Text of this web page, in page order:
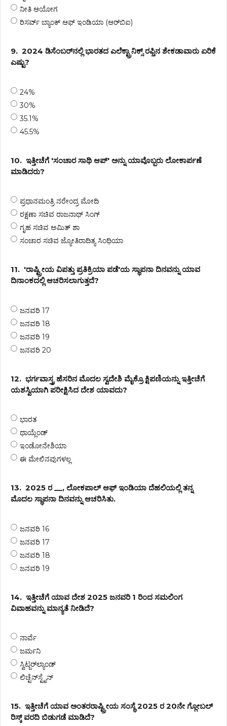
ನೀತಿ ಆಯೋಗ
ರಿಸರ್ವ್ ಬ್ಯಾಂಕ್ ಆಫ್ ಇಂಡಿಯಾ (ಆರ್‌ಬಿಐ)
9. 2024 ಡಿಸೆಂಬರ್‌ನಲ್ಲಿ ಭಾರತದ ಎಲೆಕ್ಟ್ರಾನಿಕ್ಸ್ ರಫ್ತಿನ ಶೇಕಡಾವಾರು ಏರಿಕೆ
ಎಷ್ಟು?
24%
30%
35.1%
45.5%
10. ಇತ್ತೀಚೆಗೆ 'ಸಂಚಾರ ಸಾಥಿ ಆಪ್' ಅನ್ನು ಯಾವೊಬ್ಬರು ಲೋಕಾರ್ಪಣೆ
ಮಾಡಿದರು?
ಪ್ರಧಾನಮಂತ್ರಿ ನರೇಂದ್ರ ಮೋದಿ
ರಕ್ಷಣಾ ಸಚಿವ ರಾಜನಾಥ್ ಸಿಂಗ್
ಗೃಹ ಸಚಿವ ಅಮಿತ್ ಶಾ
ಸಂಚಾರ ಸಚಿವ ಜ್ಯೋತಿರಾದಿತ್ಯ ಸಿಂಧಿಯಾ
11. 'ರಾಷ್ಟ್ರೀಯ ವಿಪತ್ತು ಪ್ರತಿಕ್ರಿಯಾ ಪಡೆ'ಯ ಸ್ಥಾಪನಾ ದಿನವನ್ನು ಯಾವ
ದಿನಾಂಕದಲ್ಲಿ ಆಚರಿಸಲಾಗುತ್ತದೆ?
ಜನವರಿ 17
ಜನವರಿ 18
ಜನವರಿ 19
ಜನವರಿ 20
12. ಭರ್ಗವಾಸ್ತ್ರ ಹೆಸರಿನ ಮೊದಲ ಸ್ವದೇಶಿ ಮೈಕ್ರೊ ಕ್ಷಿಪಣಿಯನ್ನು ಇತ್ತೀಚೆಗೆ
ಯಶಸ್ವಿಯಾಗಿ ಪರೀಕ್ಷಿಸಿದ ದೇಶ ಯಾವದು?
ಭಾರತ
ಥಾಯ್ಲೆಂಡ್
ಇಂಡೋನೇಶಿಯಾ
ಈ ಮೇಲಿನವುಗಳಲ್ಲ
13. 2025 ರ __, ಲೋಕಪಾಲ್ ಆಫ್ ಇಂಡಿಯಾ ದೆಹಲಿಯಲ್ಲಿ ತನ್ನ
ಮೊದಲ ಸ್ಥಾಪನಾ ದಿನವನ್ನು ಆಚರಿಸಿತು.
ಜನವರಿ 16
ಜನವರಿ 17
ಜನವರಿ 18
ಜನವರಿ 19
14. ಇತ್ತೀಚೆಗೆ ಯಾವ ದೇಶ 2025 ಜನವರಿ 1 ರಿಂದ ಸಮಲಿಂಗ
ವಿವಾಹವನ್ನು ಮಾನ್ಯತೆ ನೀಡಿದೆ?
ನಾರ್ವೆ
ಜರ್ಮನಿ
ಸ್ವಿಟ್ಜರ್‌ಲ್ಯಾಂಡ್
ಲಿಚ್ಟೆನ್‌ಸ್ಟೈನ್
15. ಇತ್ತೀಚೆಗೆ ಯಾವ ಅಂತರರಾಷ್ಟ್ರೀಯ ಸಂಸ್ಥೆ 2025 ರ 20ನೇ ಗ್ಲೋಬಲ್
ರಿಸ್ಕ್ ವರದಿ ಬಿಡುಗಡೆ ಮಾಡಿದೆ?